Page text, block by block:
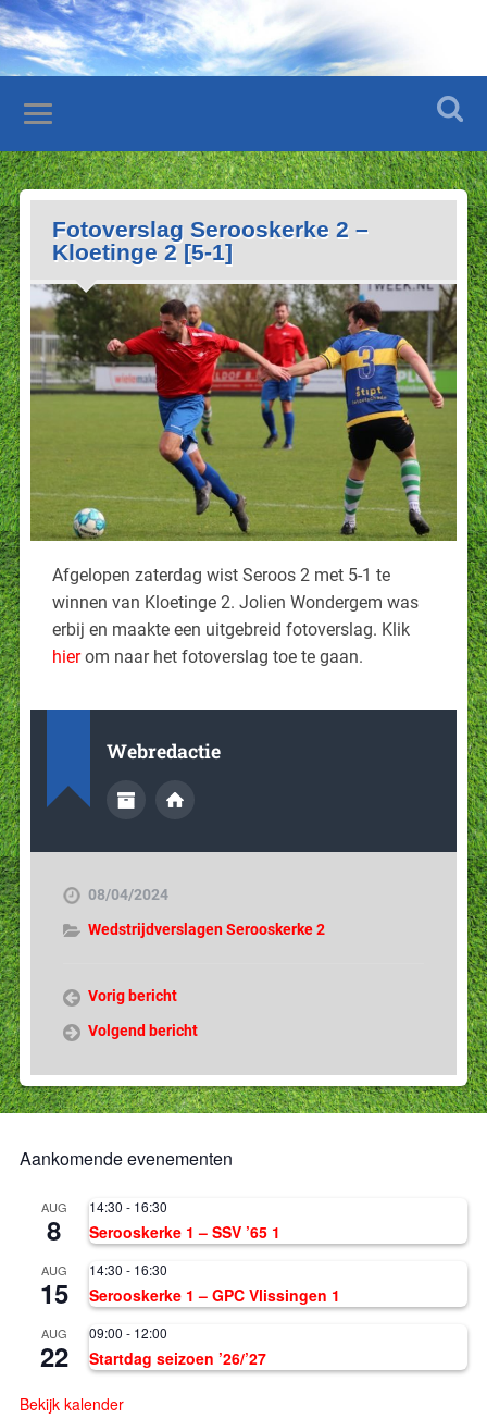
Fotoverslag Serooskerke 2 –
Kloetinge 2 [5-1]
Afgelopen zaterdag wist Seroos 2 met 5-1 te
winnen van Kloetinge 2. Jolien Wondergem was
erbij en maakte een uitgebreid fotoverslag. Klik
hierom naar het fotoverslag toe te gaan.
Webredactie
08/04/2024
Wedstrijdverslagen Serooskerke 2
Vorig bericht
Volgend bericht
Aankomende evenementen
AUG
8
14:30 - 16:30
Serooskerke 1 – SSV ’65 1
AUG
15
14:30 - 16:30
Serooskerke 1 – GPC Vlissingen 1
AUG
22
09:00 - 12:00
Startdag seizoen ’26/’27
Bekijk kalender